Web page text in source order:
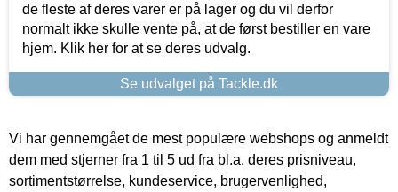
de fleste af deres varer er på lager og du vil derfor
normalt ikke skulle vente på, at de først bestiller en vare
hjem. Klik her for at se deres udvalg.
Se udvalget på Tackle.dk
Vi har gennemgået de mest populære webshops og anmeldt
dem med stjerner fra 1 til 5 ud fra bl.a. deres prisniveau,
sortimentstørrelse, kundeservice, brugervenlighed,